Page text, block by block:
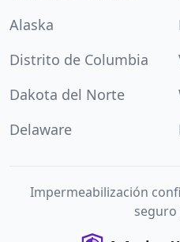
Alaska
Distrito de Columbia
Dakota del Norte
Delaware
Impermeabilización
seguro